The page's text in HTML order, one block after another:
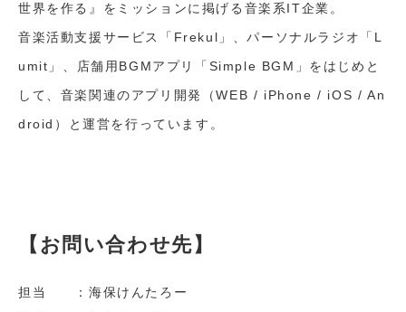
世界を作る』をミッションに掲げる音楽系IT企業。
音楽活動支援サービス「Frekul」、パーソナルラジオ「L
umit」、店舗用BGMアプリ「Simple BGM」をはじめと
して、音楽関連のアプリ開発（WEB / iPhone / iOS / An
droid）と運営を行っています。
【お問い合わせ先】
担当 ：海保けんたろー